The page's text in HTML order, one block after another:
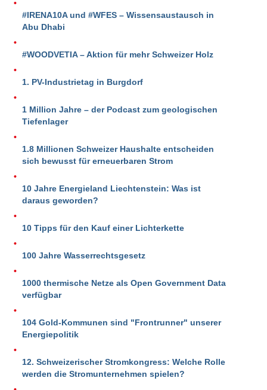
#IRENA10A und #WFES – Wissensaustausch in
Abu Dhabi
#WOODVETIA – Aktion für mehr Schweizer Holz
1. PV-Industrietag in Burgdorf
1 Million Jahre – der Podcast zum geologischen
Tiefenlager
1.8 Millionen Schweizer Haushalte entscheiden
sich bewusst für erneuerbaren Strom
10 Jahre Energieland Liechtenstein: Was ist
daraus geworden?
10 Tipps für den Kauf einer Lichterkette
100 Jahre Wasserrechtsgesetz
1000 thermische Netze als Open Government Data
verfügbar
104 Gold-Kommunen sind "Frontrunner" unserer
Energiepolitik
12. Schweizerischer Stromkongress: Welche Rolle
werden die Stromunternehmen spielen?